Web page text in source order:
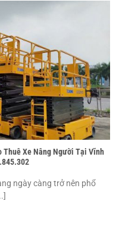
Thuê Xe Nâng Người Tại Vĩnh
ngày càng trở nên phổ